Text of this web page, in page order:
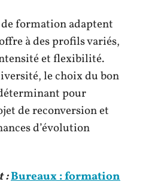
formation adaptent
à des profils variés,
et flexibilité.
le choix du bon
pour
de reconversion et
d’évolution
:Bureaux : formation